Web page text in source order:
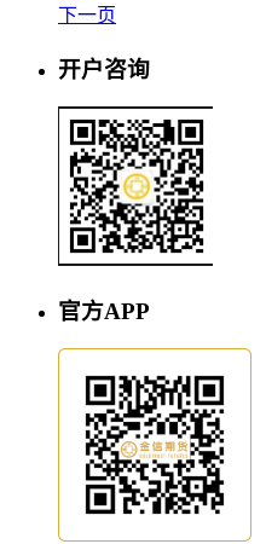
下一页
开户咨询
官方APP